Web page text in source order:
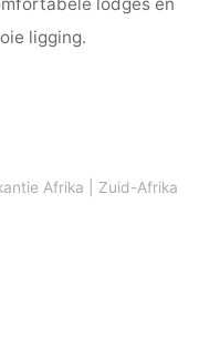
lodges en
ligging.
Afrika
Zuid-Afrika